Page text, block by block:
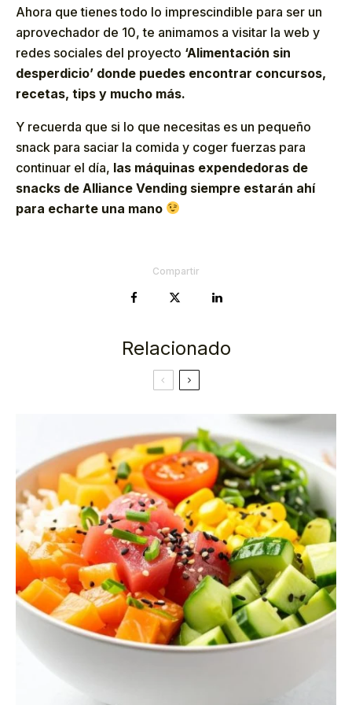
Ahora que tienes todo lo imprescindible para ser un
aprovechador de 10, te animamos a visitar la web y
redes sociales del proyecto ‘Alimentación sin
desperdicio’ donde puedes encontrar concursos,
recetas, tips y mucho más.
Y recuerda que si lo que necesitas es un pequeño
snack para saciar la comida y coger fuerzas para
continuar el día, las máquinas expendedoras de
snacks de Alliance Vending siempre estarán ahí
para echarte una mano
Compartir
Relacionado